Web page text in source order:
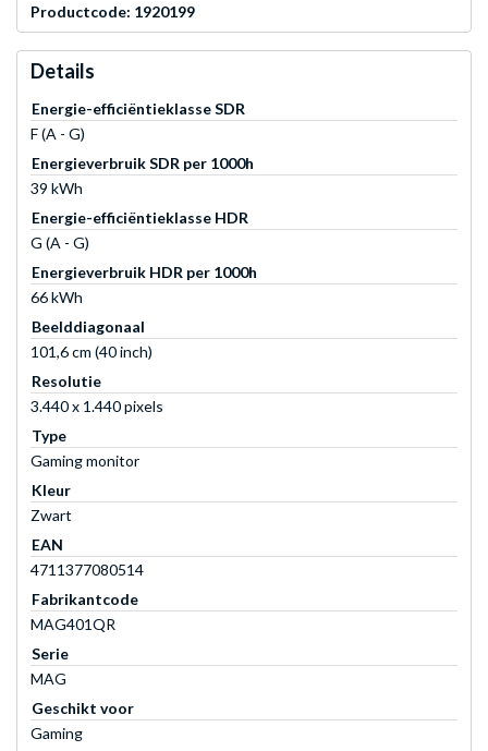
Productcode: 1920199
Details
Energie-efficiëntieklasse SDR
F (A - G)
Energieverbruik SDR per 1000h
39 kWh
Energie-efficiëntieklasse HDR
G (A - G)
Energieverbruik HDR per 1000h
66 kWh
Beelddiagonaal
101,6 cm (40 inch)
Resolutie
3.440 x 1.440 pixels
Type
Gaming monitor
Kleur
Zwart
EAN
4711377080514
Fabrikantcode
MAG401QR
Serie
MAG
Geschikt voor
Gaming